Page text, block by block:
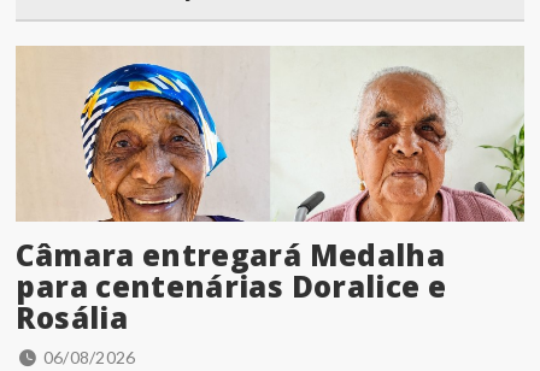
Câmara entregará Medalha
para centenárias Doralice e
Rosália
06/08/2026